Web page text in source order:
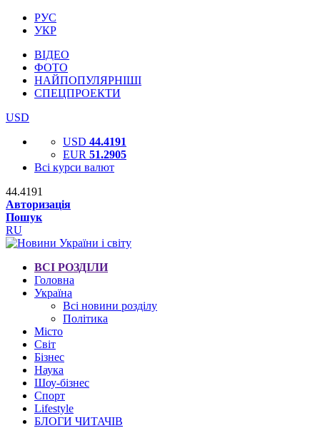
РУС
УКР
ВІДЕО
ФОТО
НАЙПОПУЛЯРНІШІ
СПЕЦПРОЕКТИ
USD
USD 44.4191
EUR 51.2905
Всі курси валют
44.4191
Авторизація
Пошук
RU
ВСІ РОЗДІЛИ
Головна
Україна
Всі новини розділу
Політика
Місто
Світ
Бізнес
Наука
Шоу-бізнес
Спорт
Lifestyle
БЛОГИ ЧИТАЧІВ